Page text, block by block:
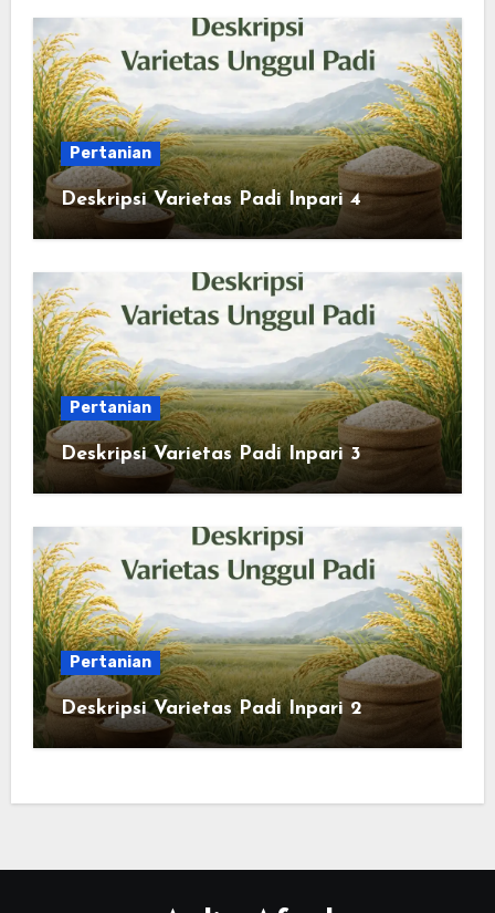
Pertanian
Deskripsi Varietas Padi Inpari 4
Pertanian
Deskripsi Varietas Padi Inpari 3
Pertanian
Deskripsi Varietas Padi Inpari 2